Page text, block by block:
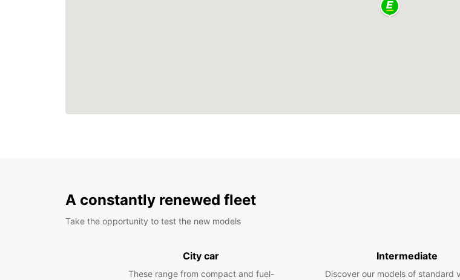
A constantly renewed fleet
Take the opportunity to test the new models
City car
These range from compact and fuel-
Intermediate
Discover our models of standard